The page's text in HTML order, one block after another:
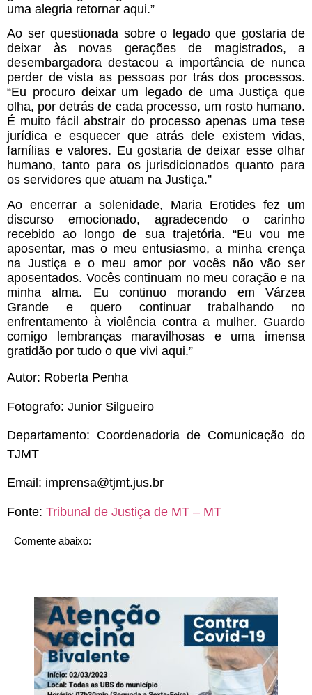
uma alegria retornar aqui.”
Ao ser questionada sobre o legado que gostaria de
deixar às novas gerações de magistrados, a
desembargadora destacou a importância de nunca
perder de vista as pessoas por trás dos processos.
“Eu procuro deixar um legado de uma Justiça que
olha, por detrás de cada processo, um rosto humano.
É muito fácil abstrair do processo apenas uma tese
jurídica e esquecer que atrás dele existem vidas,
famílias e valores. Eu gostaria de deixar esse olhar
humano, tanto para os jurisdicionados quanto para
os servidores que atuam na Justiça.”
Ao encerrar a solenidade, Maria Erotides fez um
discurso emocionado, agradecendo o carinho
recebido ao longo de sua trajetória. “Eu vou me
aposentar, mas o meu entusiasmo, a minha crença
na Justiça e o meu amor por vocês não vão ser
aposentados. Vocês continuam no meu coração e na
minha alma. Eu continuo morando em Várzea
Grande e quero continuar trabalhando no
enfrentamento à violência contra a mulher. Guardo
comigo lembranças maravilhosas e uma imensa
gratidão por tudo o que vivi aqui.”
Autor: Roberta Penha
Fotografo: Junior Silgueiro
Departamento: Coordenadoria de Comunicação do
TJMT
Email: imprensa@tjmt.jus.br
Fonte: Tribunal de Justiça de MT – MT
Comente abaixo: